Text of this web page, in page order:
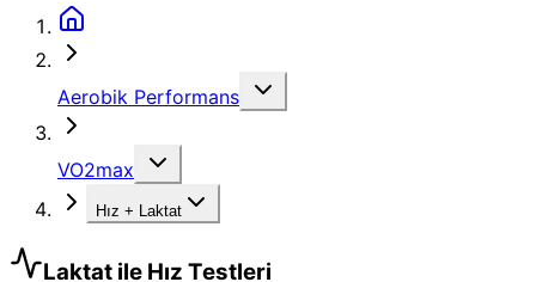
Aerobik Performans
VO2max
Hız + Laktat
Laktat ile Hız Testleri